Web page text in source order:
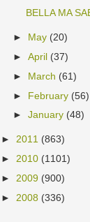
BELLA MA
► May (20)
►April (37)
► March (61)
► February (56)
►January (48)
► 2011 (863)
► 2010 (1101)
► 2009 (900)
► 2008 (336)